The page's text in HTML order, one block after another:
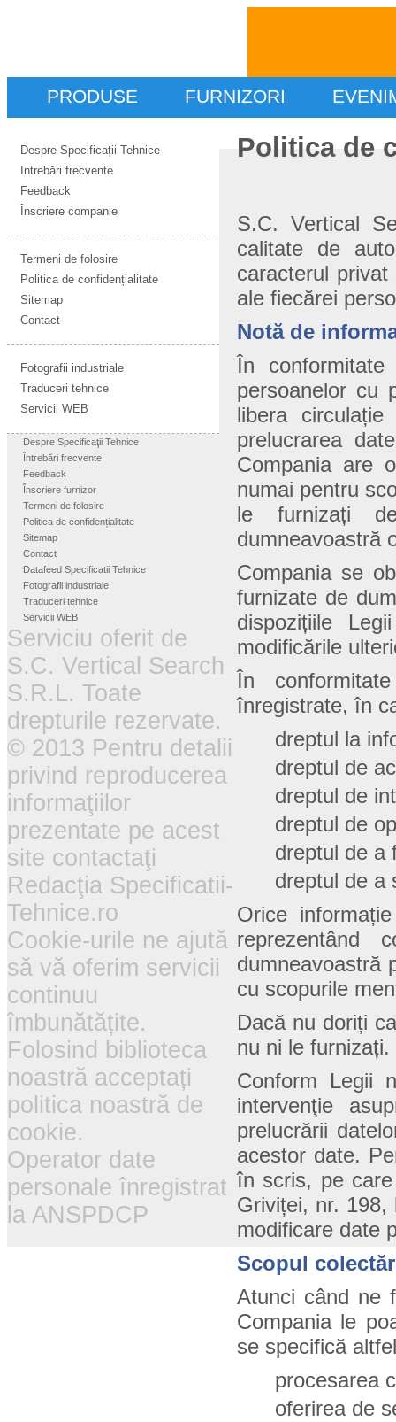
PRODUSE FURNIZORI
Despre Specificații Tehnice
Intrebări frecvente
Feedback
Înscriere companie
Termeni de folosire
Politica de confidențialitate
Sitemap
Contact
Fotografii industriale
Traduceri tehnice
Servicii WEB
Politica de
S.C. Vertical
calitate de
caracterul
ale fiecărei
Notă de
În
persoanelor cu
libera
prelucrarea
Compania are
numai pentru
le furnizați
dumneavoastră
Compania se
furnizate de
dispozițiile
modificările
În
înregistrate, în
dreptul la
dreptul de
dreptul de
dreptul de
dreptul de a
dreptul de a
Orice
reprezentând
dumneavoastră
cu scopurile
Dacă nu doriți
nu ni le furnizați.
Conform Legii
intervenţie
prelucrării
acestor date.
în scris, pe
Griviței, nr. 198,
modificare date
Scopul
Atunci când ne
Compania le
se specifică
procesarea
oferirea de
Despre Specificaţii Tehnice
Întrebări frecvente
Feedback
Înscriere furnizor
Termeni de folosire
Politica de confidențialitate
Sitemap
Contact
Datafeed Specificatii Tehnice
Fotografii industriale
Traduceri tehnice
Servicii WEB
Serviciu oferit de
S.C. Vertical Search
S.R.L. Toate
drepturile rezervate.
© 2013 Pentru detalii
privind reproducerea
informaţiilor
prezentate pe acest
site contactaţi
Redacţia Specificatii-
Tehnice.ro
Cookie-urile ne ajută
să vă oferim servicii
continuu
îmbunătățite.
Folosind biblioteca
noastră acceptați
politica noastră de
cookie.
Operator date
personale înregistrat
la ANSPDCP